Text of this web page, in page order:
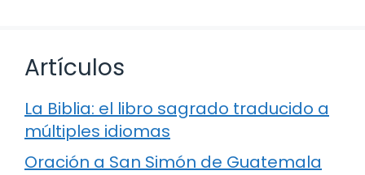
Artículos
La Biblia: el libro sagrado traducido a
múltiples idiomas
Oración a San Simón de Guatemala